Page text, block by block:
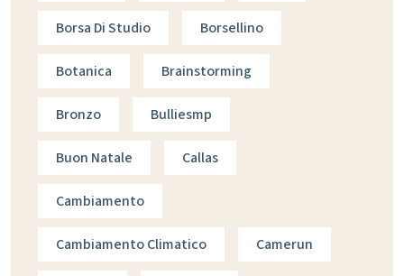
Borsa Di Studio Borsellino
Botanica Brainstorming
Bronzo Bulliesmp
Buon Natale Callas
Cambiamento
Cambiamento Climatico Camerun